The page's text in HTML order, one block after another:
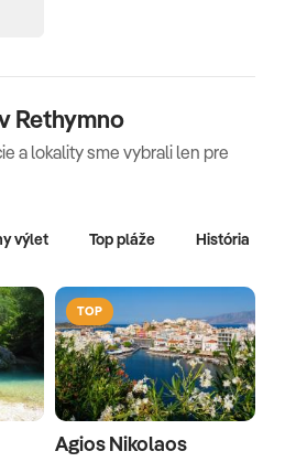
Rethymno
a lokality sme vybrali len pre
výlet Top pláže História
TOP
Agios Nikolaos